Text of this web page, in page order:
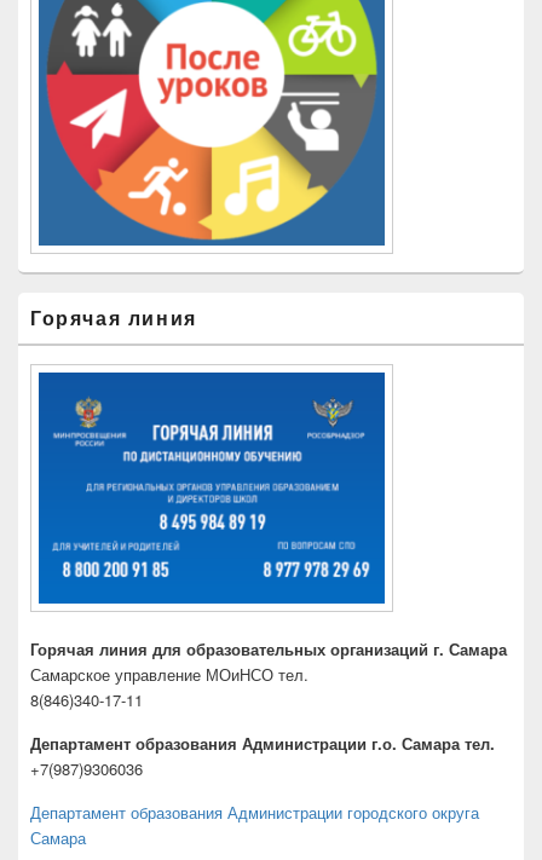
Горячая линия
Горячая линия для образовательных организаций г. Самара
Самарское управление МОиНСО тел.
8(846)340-17-11
Департамент образования Администрации г.о. Самара тел.
+7(987)9306036
Департамент образования Администрации городского округа
Самара